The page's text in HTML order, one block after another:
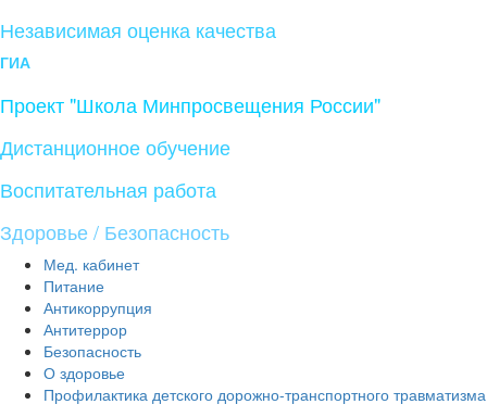
Независимая оценка качества
ГИА
Проект "Школа Минпросвещения России"
Дистанционное обучение
Воспитательная работа
Здоровье / Безопасность
Мед. кабинет
Питание
Антикоррупция
Антитеррор
Безопасность
О здоровье
Профилактика детского дорожно-транспортного травматизма